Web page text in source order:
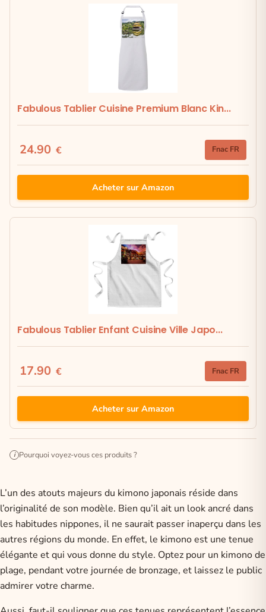
Fabulous Tablier Cuisine Premium Blanc Kin...
24.90 € Fnac FR
Acheter sur Amazon
Fabulous Tablier Enfant Cuisine Ville Japo...
17.90 € Fnac FR
Acheter sur Amazon
i Pourquoi voyez-vous ces produits ?
L’un des atouts majeurs du kimono japonais réside dans
l’originalité de son modèle. Bien qu’il ait un look ancré dans
les habitudes nippones, il ne saurait passer inaperçu dans les
autres régions du monde. En effet, le kimono est une tenue
élégante et qui vous donne du style. Optez pour un kimono de
plage, pendant votre journée de bronzage, et laissez le public
admirer votre charme.